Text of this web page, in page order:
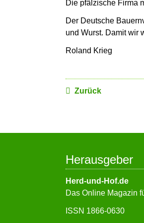
Die pfälzische Firma
Der Deutsche
und Wurst. Damit wir
Roland Krieg
Zurück
Herausgeber
Herd-und-Hof.de
Das Online Magazin
ISSN 1866-0630